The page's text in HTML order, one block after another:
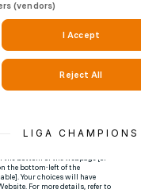
LIGA CHAMPIONS